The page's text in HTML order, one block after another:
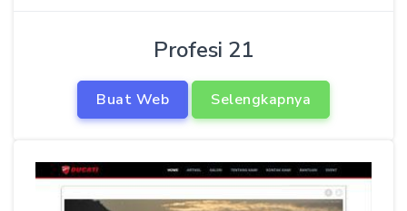
Profesi 21
Buat Web Selengkapnya